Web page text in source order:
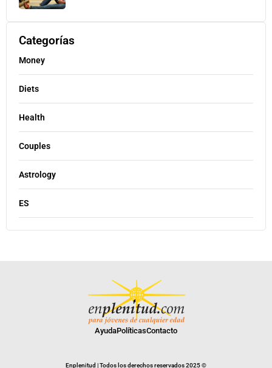
Categorías
Money
Diets
Health
Couples
Astrology
ES
AyudaPolíticasContacto
Enplenitud | Todos los derechos reservados 2025 ©